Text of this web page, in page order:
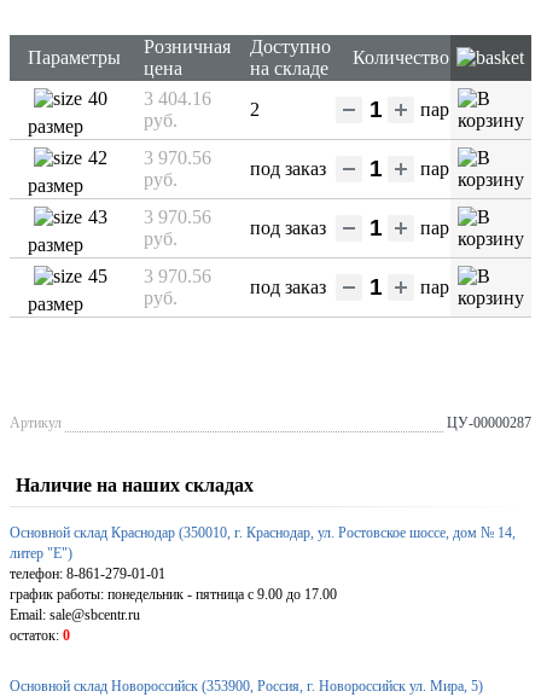
Параметры
Розничная
цена
Доступно
на складе
Количество
40
размер
3 404.16
руб.
2 пар
42
размер
3 970.56
руб.
под заказ пар
43
размер
3 970.56
руб.
под заказ пар
45
размер
3 970.56
руб.
под заказ пар
Артикул ЦУ-00000287
Наличие на наших складах
Основной склад Краснодар (350010, г. Краснодар, ул. Ростовское шоссе, дом № 14,
литер "Е")
телефон: 8-861-279-01-01
график работы: понедельник - пятница с 9.00 до 17.00
Email: sale@sbcentr.ru
остаток: 0
Основной склад Новороссийск (353900, Россия, г. Новороссийск ул. Мира, 5)